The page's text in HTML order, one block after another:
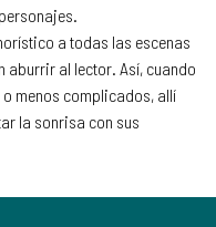
a todas las escenas
al lector. Así, cuando
menos complicados, allí
la sonrisa con sus